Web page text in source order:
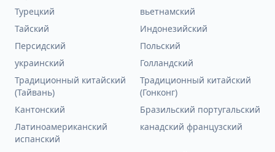
Турецкий
вьетнамский
Тайский
Индонезийский
Персидский
Польский
украинский
Голландский
Традиционный китайский
(Тайвань)
Традиционный китайский
(Гонконг)
Кантонский
Бразильский португальский
Латиноамериканский
испанский
канадский французский